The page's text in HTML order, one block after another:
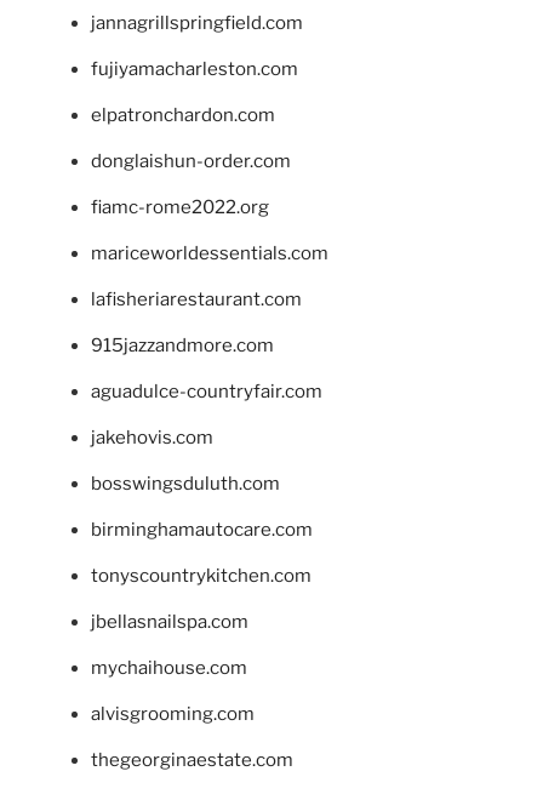
jannagrillspringfield.com
fujiyamacharleston.com
elpatronchardon.com
donglaishun-order.com
fiamc-rome2022.org
mariceworldessentials.com
lafisheriarestaurant.com
915jazzandmore.com
aguadulce-countryfair.com
jakehovis.com
bosswingsduluth.com
birminghamautocare.com
tonyscountrykitchen.com
jbellasnailspa.com
mychaihouse.com
alvisgrooming.com
thegeorginaestate.com